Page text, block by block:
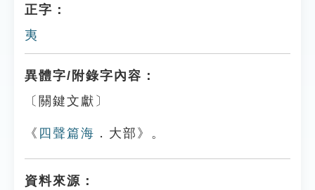
正字：
夷
異體字/附錄字內容：
〔關鍵文獻〕
《 四聲篇海 ．大部》。
資料來源：